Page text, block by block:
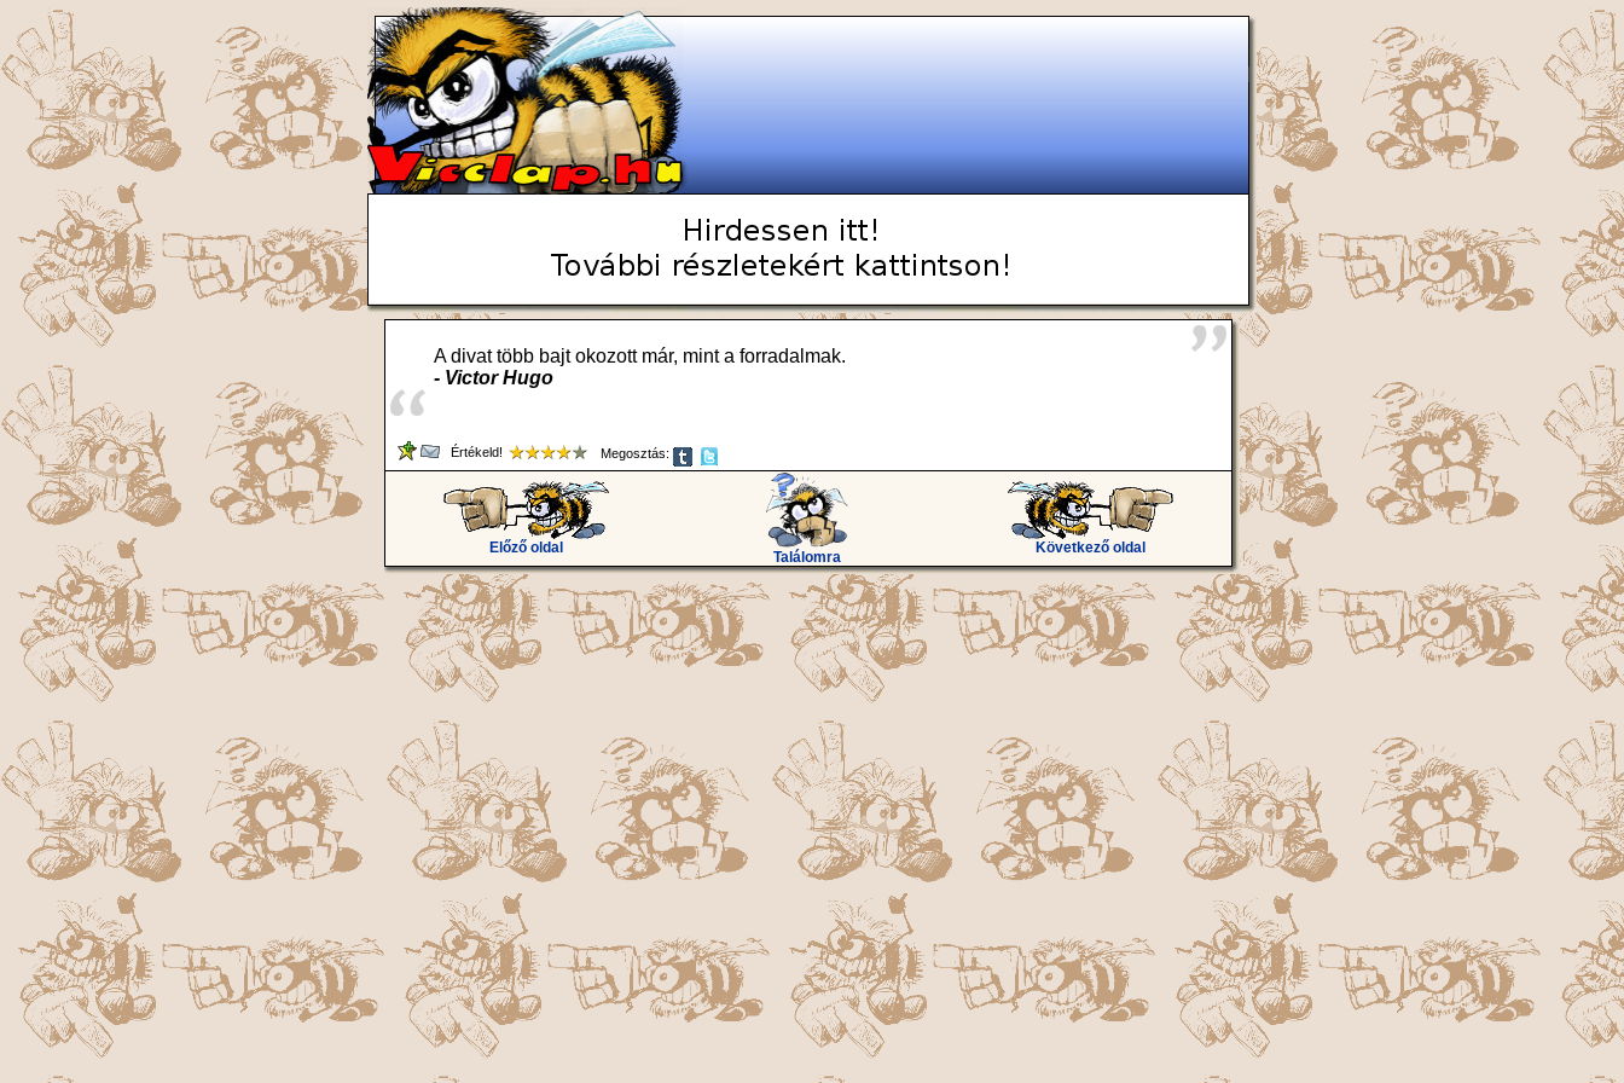
A divat több bajt okozott már, mint a forradalmak.
- Victor Hugo
Értékeld! Megosztás:
Előző oldal
Találomra
Következő oldal